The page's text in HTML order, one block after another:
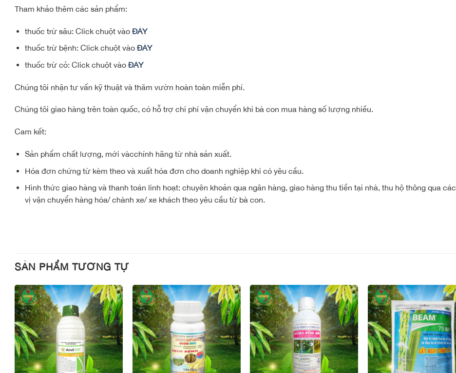
Tham khảo thêm các sản phẩm:
thuốc trừ sâu: Click chuột vàoĐÂY
thuốc trừ bệnh: Click chuột vào ĐÂY
thuốc trừ cỏ: Click chuột vào ĐÂY
Chúng tôi nhận tư vấn kỹ thuật và thăm vườn hoàn toàn miễn phí.
Chúng tôi giao hàng trên toàn quốc, có hỗ trợ chi phí vận chuyển khi bà con mua hàng số lượng nhiều.
Cam kết:
Sản phẩm chất lượng, mới vàcchính hãng từ nhà sản xuất.
Hóa đơn chứng từ kèm theo và xuất hóa đơn cho doanh nghiệp khi có yêu cầu.
Hình thức giao hàng và thanh toán linh hoạt: chuyên khoản qua ngân hàng, giao hàng thu tiền tại nhà, thu hộ thông qua
vị vận chuyển hàng hóa/ chành xe/ xe khách theo yêu cầu từ bà con.
SẢN PHẨM TƯƠNG TỰ